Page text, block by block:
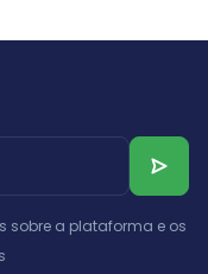
a plataforma e os